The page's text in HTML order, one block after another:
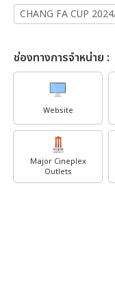
CHANG FA CUP
ช่องทางการจำหน่าย :
Website
Major Cineplex
Outlets